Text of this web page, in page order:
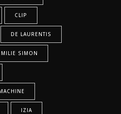
CLIP
DE LAURENTIS
SIMON
IZIA